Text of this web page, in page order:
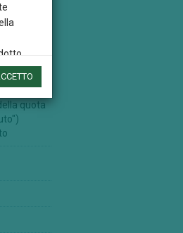
quota
una
di
un link
deve